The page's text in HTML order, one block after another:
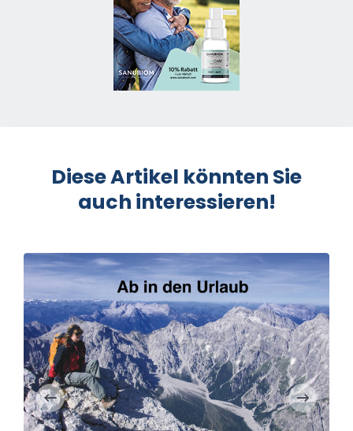
Diese Artikel könnten Sie
auch interessieren!